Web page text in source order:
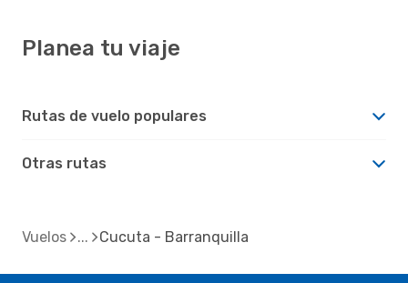
Planea tu viaje
Rutas de vuelo populares
Otras rutas
Vuelos Cucuta - Barranquilla